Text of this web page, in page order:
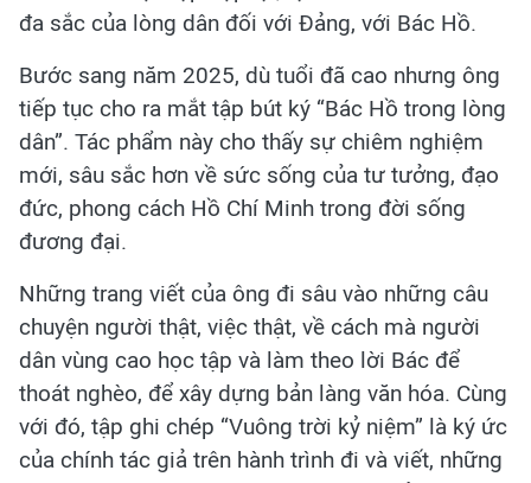
đa sắc của lòng dân đối với Đảng, với Bác Hồ.
Bước sang năm 2025, dù tuổi đã cao nhưng ông
tiếp tục cho ra mắt tập bút ký “Bác Hồ trong lòng
dân”. Tác phẩm này cho thấy sự chiêm nghiệm
mới, sâu sắc hơn về sức sống của tư tưởng, đạo
đức, phong cách Hồ Chí Minh trong đời sống
đương đại.
Những trang viết của ông đi sâu vào những câu
chuyện người thật, việc thật, về cách mà người
dân vùng cao học tập và làm theo lời Bác để
thoát nghèo, để xây dựng bản làng văn hóa. Cùng
với đó, tập ghi chép “Vuông trời kỷ niệm” là ký ức
của chính tác giả trên hành trình đi và viết, những